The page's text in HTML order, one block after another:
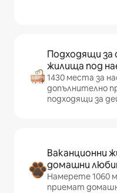
Подходящи за
жилища под
1430 места за
допълнително
подходящи за
Ваканционни
домашни
Намерете 1060
приемат